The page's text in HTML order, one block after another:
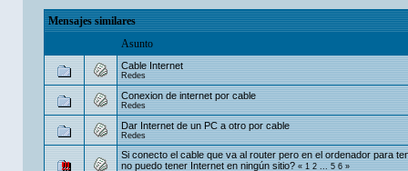
Mensajes similares
Asunto
Cable Internet
Redes
Conexion de internet por cable
Redes
Dar Internet de un PC a otro por cable
Redes
Si conecto el cable que va al router pero en el ordenador para
no puedo tener Internet en ningún sitio?«1 2...5 6»